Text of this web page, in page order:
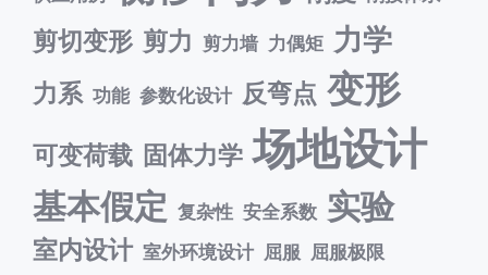
剪切变形 剪力 剪力墙 力偶矩 力学
力系 功能 参数化设计 反弯点 变形
可变荷载 固体力学 场地设计
基本假定 复杂性 安全系数 实验
室内设计 室外环境设计 屈服 屈服极限